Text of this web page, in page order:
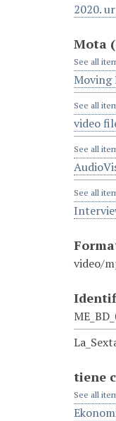
2020.
Mota
See all
Moving
See all
video
See all
See all
video/
tiene
See all